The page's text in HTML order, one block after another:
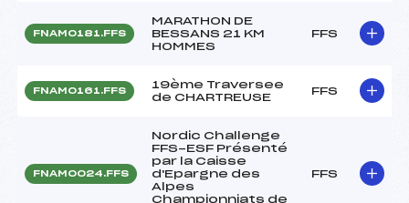
FNAM0181.FFS
MARATHON DE
BESSANS 21 KM
HOMMES
FFS
FNAM0161.FFS
19ème Traversee
de CHARTREUSE
FFS
FNAM0024.FFS
Nordic Challenge
FFS-ESF Présenté
par la Caisse
d'Epargne des
Alpes
Championniats de
FFS